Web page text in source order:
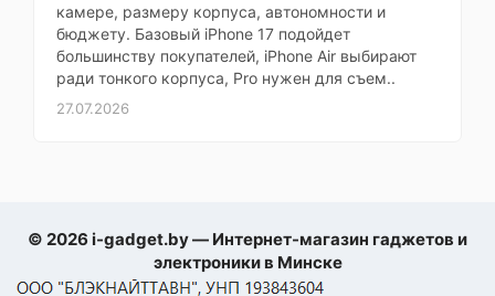
Техпроцесс
4 нм
Графический
ускоритель
Xclipse 940
Стереодинамики
Комментарий
Я согласен с
камере, размеру корпуса, автономности и
бюджету. Базовый iPhone 17 подойдет
большинству покупателей, iPhone Air выбирают
ради тонкого корпуса, Pro нужен для съем..
27.07.2026
© 2026 i-gadget.by — Интернет-магазин гаджетов и
электроники в Минске